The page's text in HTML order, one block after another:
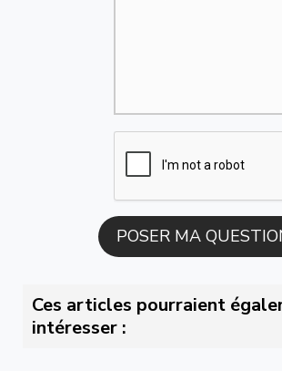
Ces articles pourraient
intéresser :